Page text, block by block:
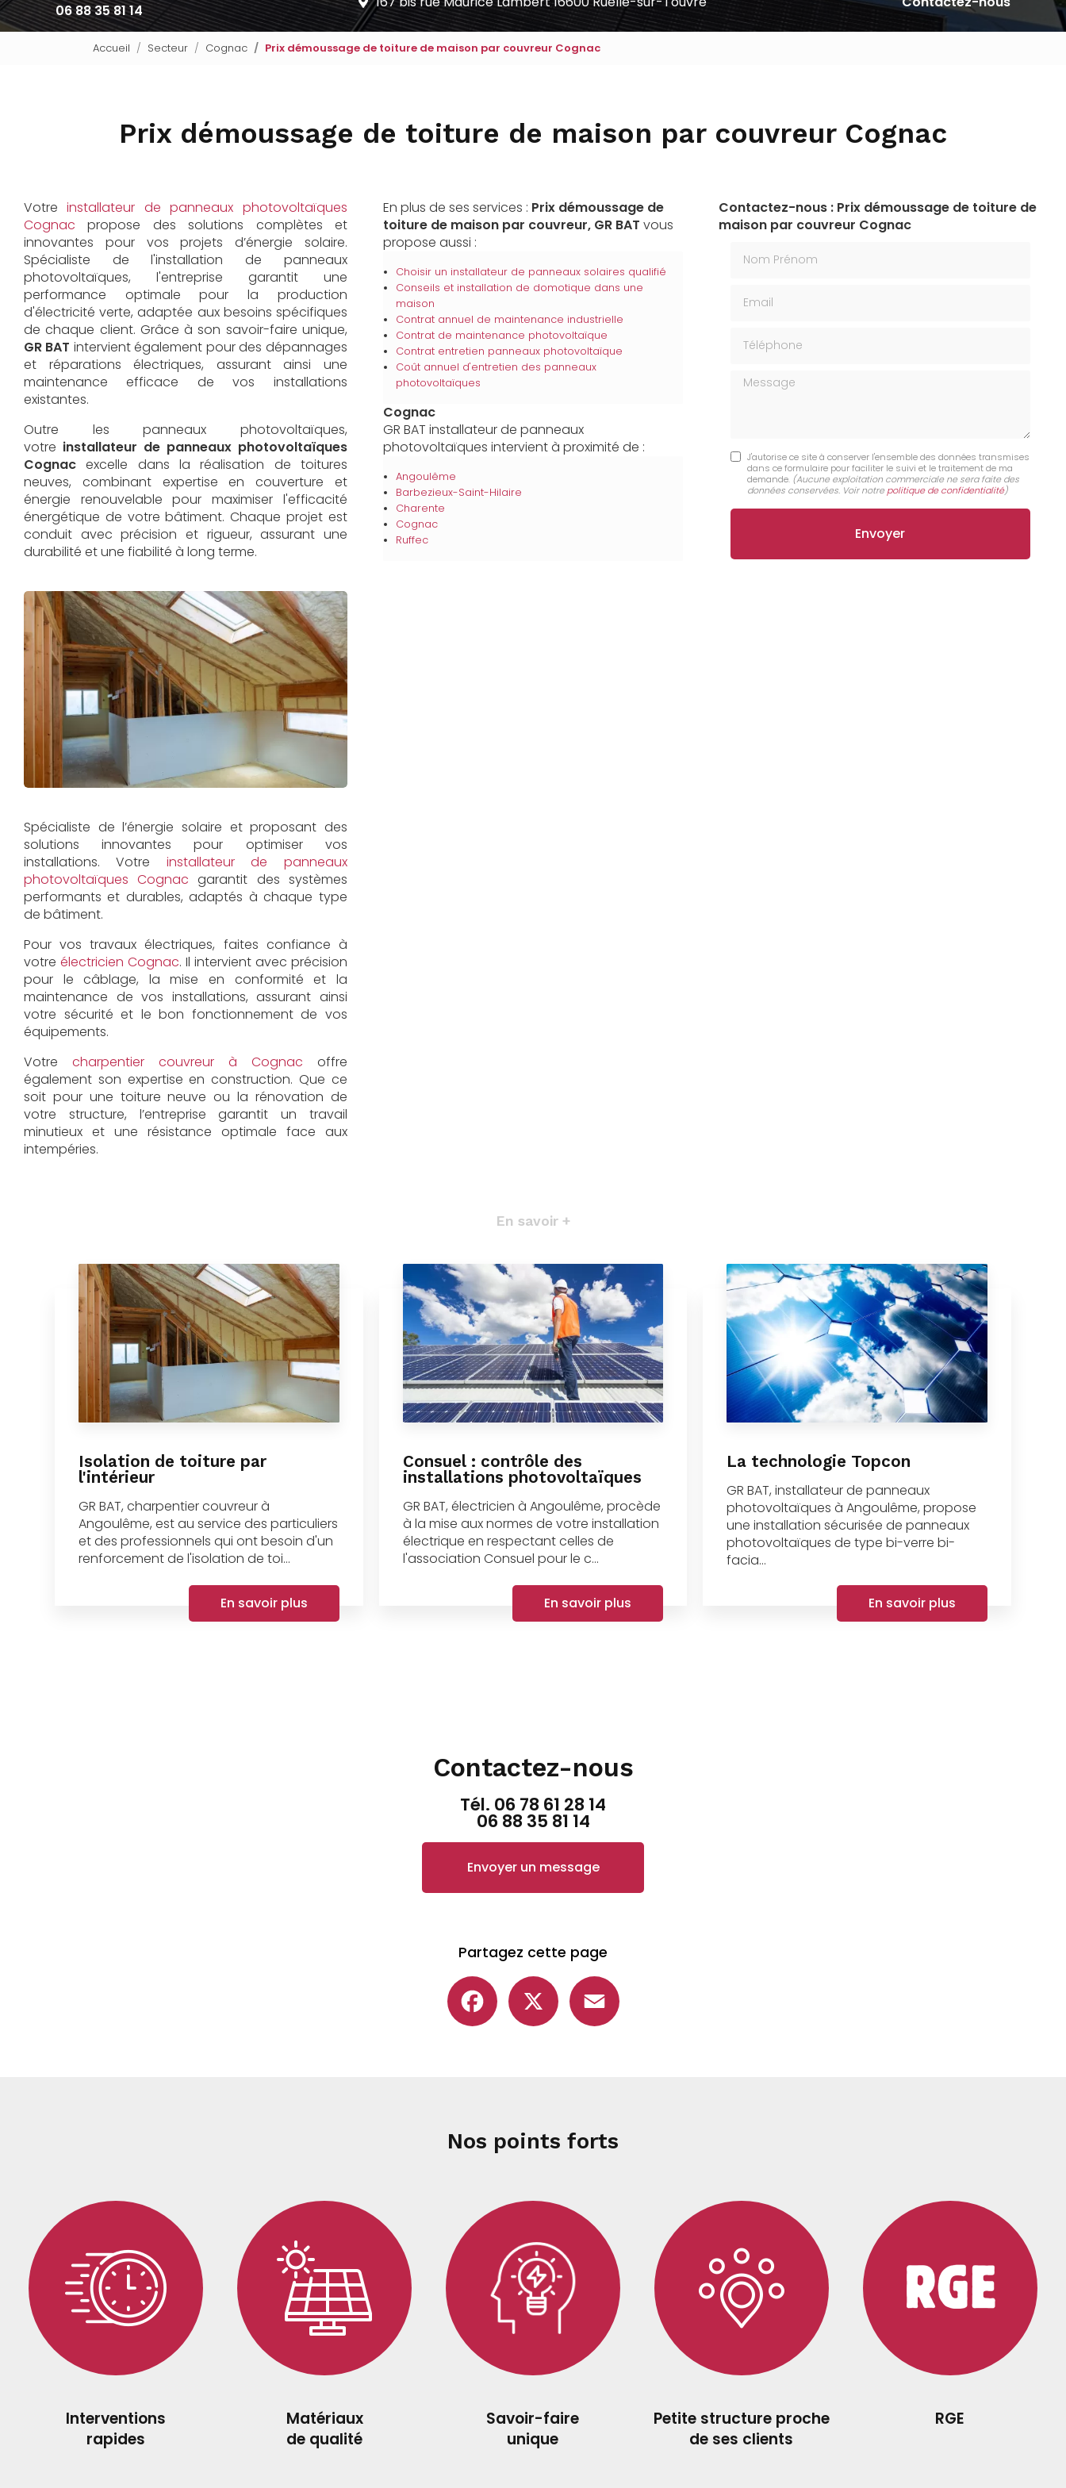
06 88 35 81 14
Accueil Secteur Cognac Prix démoussage de toiture de maison par couvreur Cognac
Prix démoussage de toiture de maison par couvreur Cognac
Votre installateur de panneaux photovoltaïques
Cognacpropose des solutions complètes et
innovantes pour vos projets d’énergie solaire.
Spécialiste de l'installation de panneaux
photovoltaïques, l'entreprise garantit une
performance optimale pour la production
d'électricité verte, adaptée aux besoins spécifiques
de chaque client. Grâce à son savoir-faire unique,
GR BAT intervient également pour des dépannages
et réparations électriques, assurant ainsi une
maintenance efficace de vos installations
existantes.
Outre les panneaux photovoltaïques,
votre installateur de panneaux photovoltaïques
Cognac excelle dans la réalisation de toitures
neuves, combinant expertise en couverture et
énergie renouvelable pour maximiser l'efficacité
énergétique de votre bâtiment. Chaque projet est
conduit avec précision et rigueur, assurant une
durabilité et une fiabilité à long terme.
Spécialiste de l’énergie solaire et proposant des
solutions innovantes pour optimiser vos
installations. Votre installateur de panneaux
photovoltaïques Cognac garantit des systèmes
performants et durables, adaptés à chaque type
de bâtiment.
Pour vos travaux électriques, faites confiance à
votre électricien Cognac. Il intervient avec précision
pour le câblage, la mise en conformité et la
maintenance de vos installations, assurant ainsi
votre sécurité et le bon fonctionnement de vos
équipements.
Votre charpentier couvreur à Cognac offre
également son expertise en construction. Que ce
soit pour une toiture neuve ou la rénovation de
votre structure, l’entreprise garantit un travail
minutieux et une résistance optimale face aux
intempéries.
En plus de ses services : Prix démoussage de
toiture de maison par couvreur, GR BAT vous
propose aussi :
Choisir un installateur de panneaux solaires qualifié
Conseils et installation de domotique dans une
maison
Contrat annuel de maintenance industrielle
Contrat de maintenance photovoltaïque
Contrat entretien panneaux photovoltaïque
Coût annuel d'entretien des panneaux
photovoltaïques
Cognac
GR BAT installateur de panneaux
photovoltaïques intervient à proximité de :
Angoulême
Barbezieux-Saint-Hilaire
Charente
Cognac
Ruffec
Contactez-nous : Prix démoussage de toiture de
maison par couvreur Cognac
Message
J'autorise ce site à conserver l'ensemble des données transmises
dans ce formulaire pour faciliter le suivi et le traitement de ma
demande. (Aucune exploitation commerciale ne sera faite des
données conservées. Voir notre politique de confidentialité)
En savoir +
Isolation de toiture par
l'intérieur
GR BAT, charpentier couvreur à
Angoulême, est au service des particuliers
et des professionnels qui ont besoin d'un
renforcement de l'isolation de toi...
En savoir plus
Consuel : contrôle des
installations photovoltaïques
GR BAT, électricien à Angoulême, procède
à la mise aux normes de votre installation
électrique en respectant celles de
l'association Consuel pour le c...
En savoir plus
La technologie Topcon
GR BAT, installateur de panneaux
photovoltaïques à Angoulême, propose
une installation sécurisée de panneaux
photovoltaïques de type bi-verre bi-
facia...
En savoir plus
Contactez-nous
Tél. 06 78 61 28 14
06 88 35 81 14
Envoyer un message
Partagez cette page
Facebook
Nos points forts
Interventions
rapides
Matériaux
de qualité
Savoir-faire
unique
Petite structure proche
de ses clients
RGE